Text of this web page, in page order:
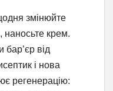
змінюйте
наносьте крем.
бар’єр від
і нова
регенерацію: